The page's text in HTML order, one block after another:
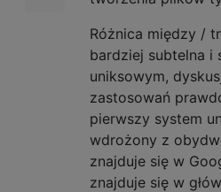
Różnica między /
bardziej subtelna i
uniksowym,
zastosowań
pierwszy system
wdrożony z
znajduje się w
znajduje się w